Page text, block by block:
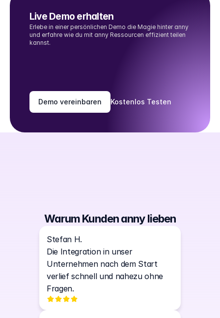
Live Demo erhalten
Erlebe in einer persönlichen Demo die Magie hinter anny
und erfahre wie du mit anny Ressourcen effizient teilen
kannst.
Demo vereinbaren Kostenlos Testen
Warum Kunden anny lieben
Stefan H.
Die Integration in unser
Unternehmen nach dem Start
verlief schnell und nahezu ohne
Fragen.